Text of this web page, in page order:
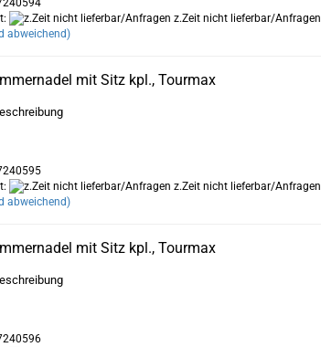
z.Zeit nicht lieferbar/Anfragen
abweichend)
mit Sitz kpl., Tourmax
z.Zeit nicht lieferbar/Anfragen
abweichend)
mit Sitz kpl., Tourmax